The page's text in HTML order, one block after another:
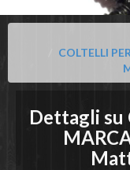
COLTELLI
Dettagli su